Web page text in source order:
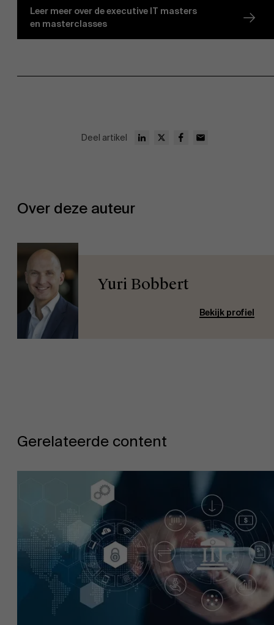
Werken bij AMS
AMS team
Leer meer over de executive IT masters
en masterclasses
Deel artikel
Over deze auteur
Yuri Bobbert
Bekijk profiel
Gerelateerde content